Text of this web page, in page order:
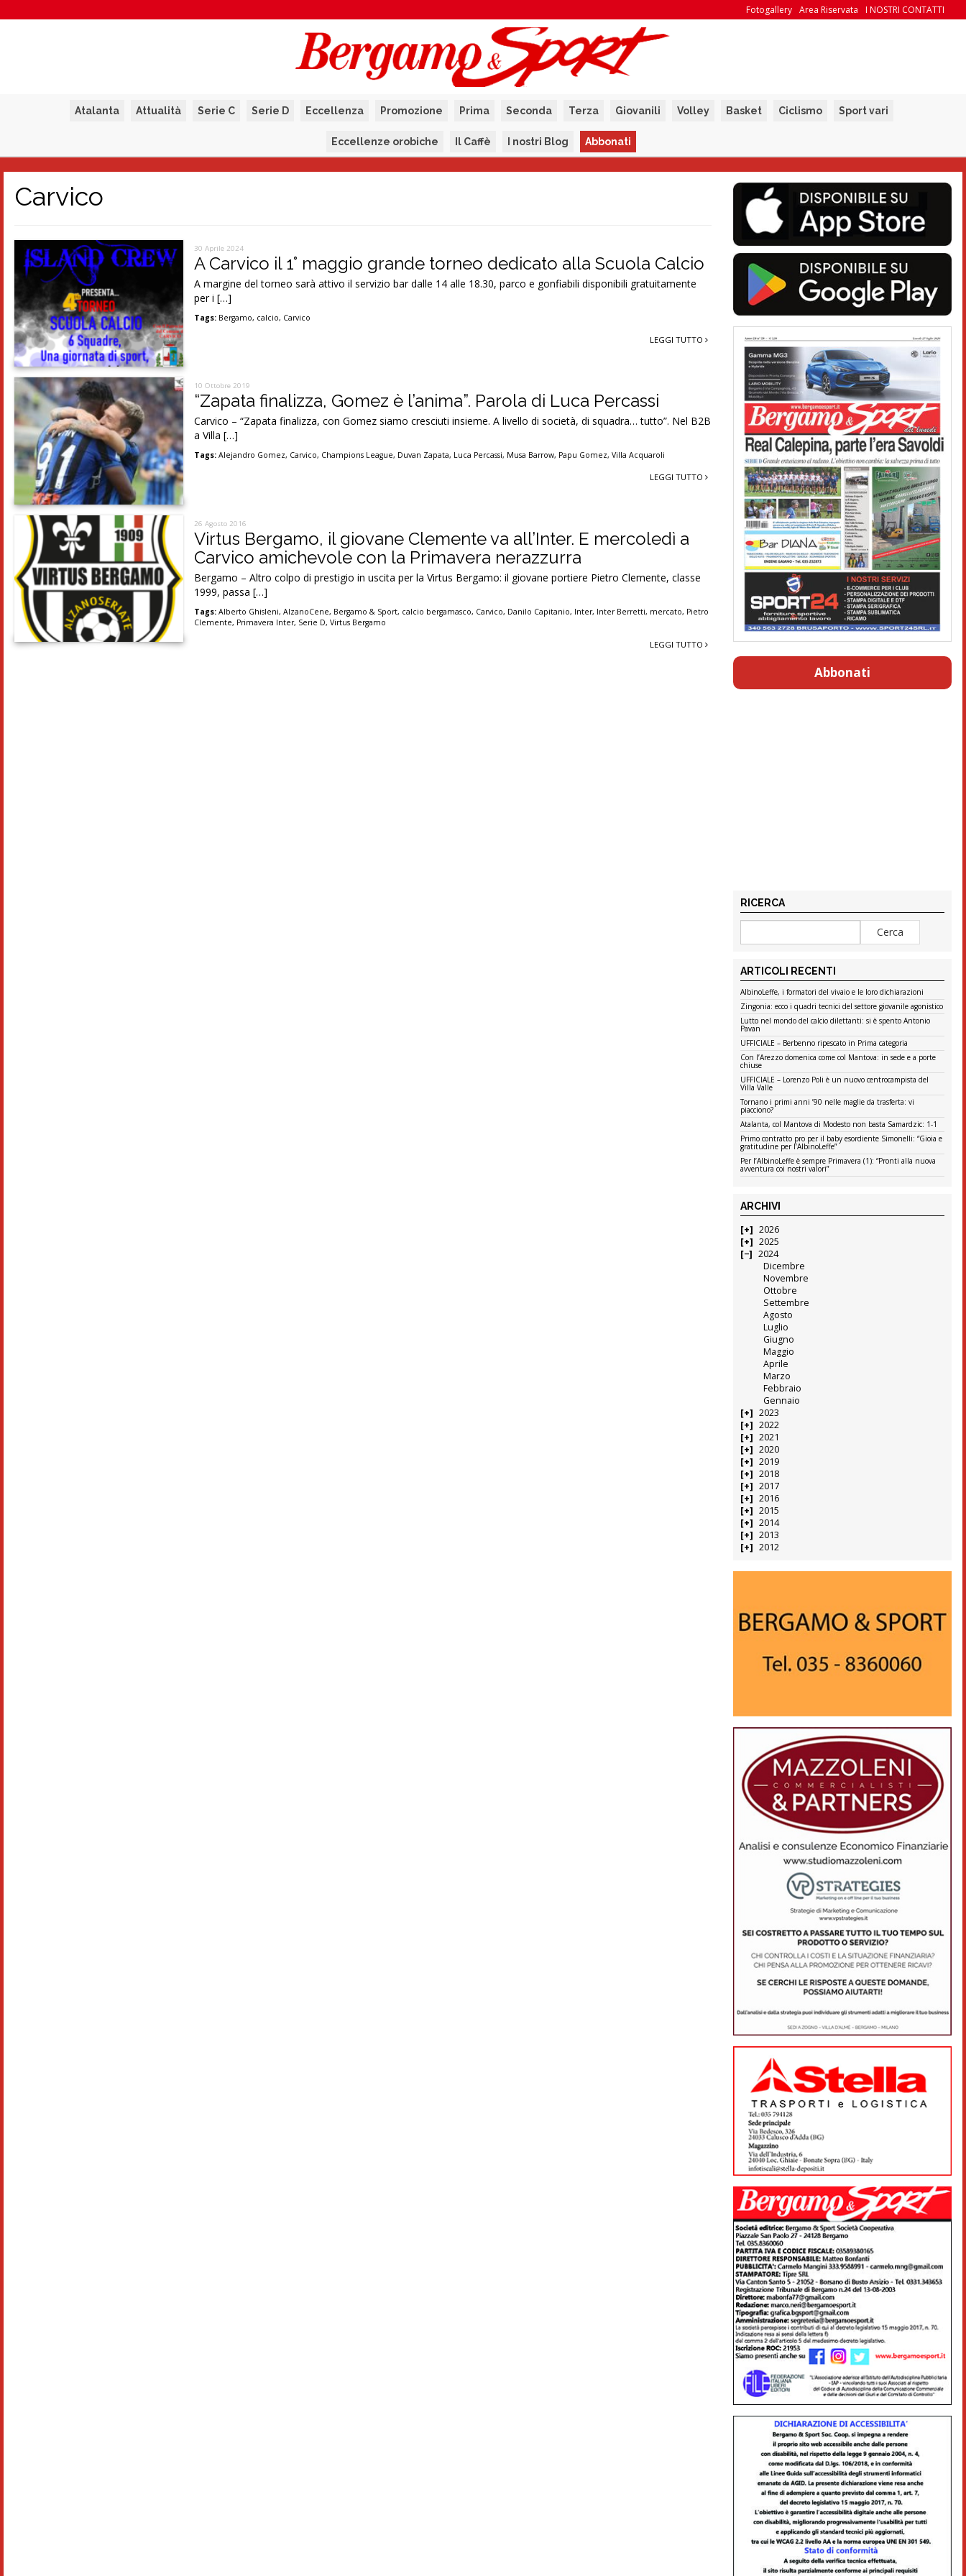
I NOSTRI CONTATTI
Area Riservata
Fotogallery
Atalanta Attualità Serie C Serie D Eccellenza Promozione Prima Seconda Terza Giovanili Volley Basket Ciclismo Sport vari
Eccellenze orobiche Il Caffè I nostri Blog Abbonati
Carvico
30 Aprile 2024
A Carvico il 1° maggio grande torneo dedicato alla Scuola Calcio
A margine del torneo sarà attivo il servizio bar dalle 14 alle 18.30, parco e gonfiabili disponibili gratuitamente
per i […]
Tags: Bergamo, calcio, Carvico
LEGGI TUTTO
10 Ottobre 2019
“Zapata finalizza, Gomez è l’anima”. Parola di Luca Percassi
Carvico – “Zapata finalizza, con Gomez siamo cresciuti insieme. A livello di società, di squadra… tutto”. Nel B2B
a Villa […]
Tags: Alejandro Gomez, Carvico, Champions League, Duvan Zapata, Luca Percassi, Musa Barrow, Papu Gomez,Villa Acquaroli
LEGGI TUTTO
26 Agosto 2016
Virtus Bergamo, il giovane Clemente va all’Inter. E mercoledì a
Carvico amichevole con la Primavera nerazzurra
Bergamo – Altro colpo di prestigio in uscita per la Virtus Bergamo: il giovane portiere Pietro Clemente, classe
1999, passa […]
Tags: Alberto Ghisleni,AlzanoCene, Bergamo & Sport, calcio bergamasco, Carvico, Danilo Capitanio, Inter, Inter Berretti, mercato, Pietro
Clemente, Primavera Inter, Serie D,Virtus Bergamo
LEGGI TUTTO
Abbonati
RICERCA
ARTICOLI RECENTI
AlbinoLeffe, i formatori del vivaio e le loro dichiarazioni
Zingonia: ecco i quadri tecnici del settore giovanile agonistico
Lutto nel mondo del calcio dilettanti: si è spento Antonio
Pavan
UFFICIALE – Berbenno ripescato in Prima categoria
Con l’Arezzo domenica come col Mantova: in sede e a porte
chiuse
UFFICIALE – Lorenzo Poli è un nuovo centrocampista del
Villa Valle
Tornano i primi anni ’90 nelle maglie da trasferta: vi
piacciono?
Atalanta, col Mantova di Modesto non basta Samardzic: 1-1
Primo contratto pro per il baby esordiente Simonelli: “Gioia e
gratitudine per l’AlbinoLeffe”
Per l’AlbinoLeffe è sempre Primavera (1): “Pronti alla nuova
avventura coi nostri valori”
ARCHIVI
2026
2025
2024
Dicembre
Novembre
Ottobre
Settembre
Agosto
Luglio
Giugno
Maggio
Aprile
Marzo
Febbraio
Gennaio
2023
2022
2021
2020
2019
2018
2017
2016
2015
2014
2013
2012